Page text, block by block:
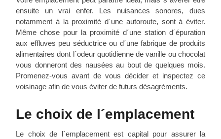
ensuite un vrai enfer. Les nuisances sonores, dues
notamment à la proximité d´une autoroute, sont à éviter.
Même chose pour la proximité d´une station d´épuration
aux effluves peu séductrice ou d´une fabrique de produits
alimentaires dont l´odeur quotidienne de vanille ou chocolat
vous donneront des nausées au bout de quelques mois.
Promenez-vous avant de vous décider et inspectez ce
voisinage afin de vous éviter de futurs désagréments.
Le choix de l´emplacement
Le choix de l´emplacement est capital pour assurer la